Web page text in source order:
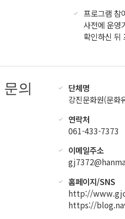
프로그램 참
사전에 운영
확인하신 뒤
문의
단체명
강진문화원(문화
연락처
061-433-7373
이메일주소
홈페이지/SNS
http://
https://